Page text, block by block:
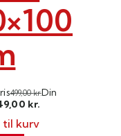
499,00kr.Din
kr.
til kurv